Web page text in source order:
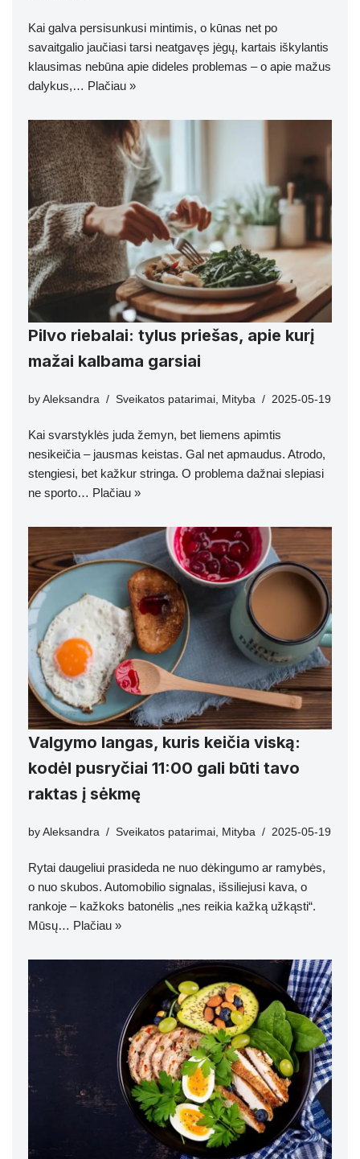
Kai galva persisunkusi mintimis, o kūnas net po
savaitgalio jaučiasi tarsi neatgavęs jėgų, kartais iškylantis
klausimas nebūna apie dideles problemas – o apie mažus
dalykus,… Plačiau »
Pilvo riebalai: tylus priešas, apie kurį
mažai kalbama garsiai
by Aleksandra Sveikatos patarimai, Mityba 2025-05-19
Kai svarstyklės juda žemyn, bet liemens apimtis
nesikeičia – jausmas keistas. Gal net apmaudus. Atrodo,
stengiesi, bet kažkur stringa. O problema dažnai slepiasi
ne sporto… Plačiau »
Valgymo langas, kuris keičia viską:
kodėl pusryčiai 11:00 gali būti tavo
raktas į sėkmę
by Aleksandra Sveikatos patarimai, Mityba 2025-05-19
Rytai daugeliui prasideda ne nuo dėkingumo ar ramybės,
o nuo skubos. Automobilio signalas, išsiliejusi kava, o
rankoje – kažkoks batonėlis „nes reikia kažką užkąsti“.
Mūsų… Plačiau »